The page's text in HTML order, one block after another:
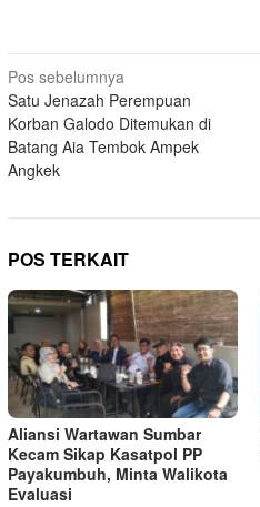
Navigasi
pos
Pos sebelumnya
Satu Jenazah Perempuan
Korban Galodo Ditemukan di
Batang Aia Tembok Ampek
Angkek
POS TERKAIT
Aliansi Wartawan Sumbar
Kecam Sikap Kasatpol PP
Payakumbuh, Minta Walikota
Evaluasi